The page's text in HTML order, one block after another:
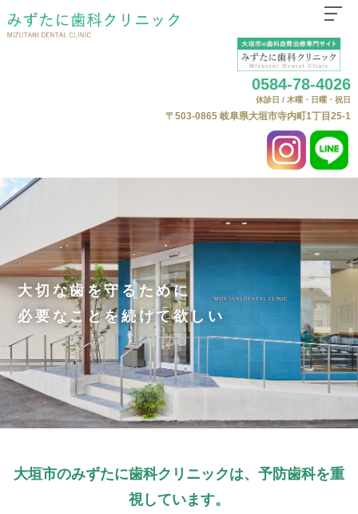
0584-78-4026
休診日 / 木曜・日曜・祝日
〒503-0865 岐阜県大垣市寺内町1丁目25-1
自費料金表
ニュース
Web予約
大切な歯を守るために
必要なことを続けて欲しい
大垣市のみずたに歯科クリニックは、予防歯科を重
視しています。